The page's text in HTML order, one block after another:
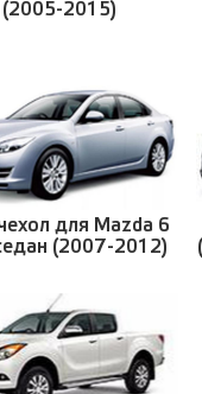
(2005-2015)
для Mazda 6
(2007-2012)